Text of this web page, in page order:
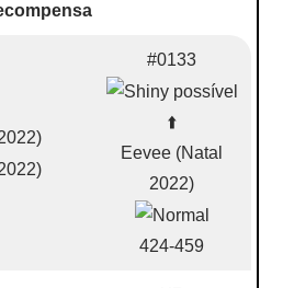
#0133
⬆️
Eevee (Natal
2022)
424-459